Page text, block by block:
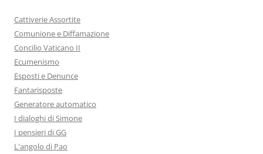
Cattiverie Assortite
Comunione e Diffamazione
Concilio Vaticano II
Ecumenismo
Esposti e Denunce
Fantarisposte
Generatore automatico
I dialoghi di Simone
I pensieri di GG
L'angolo di Pao